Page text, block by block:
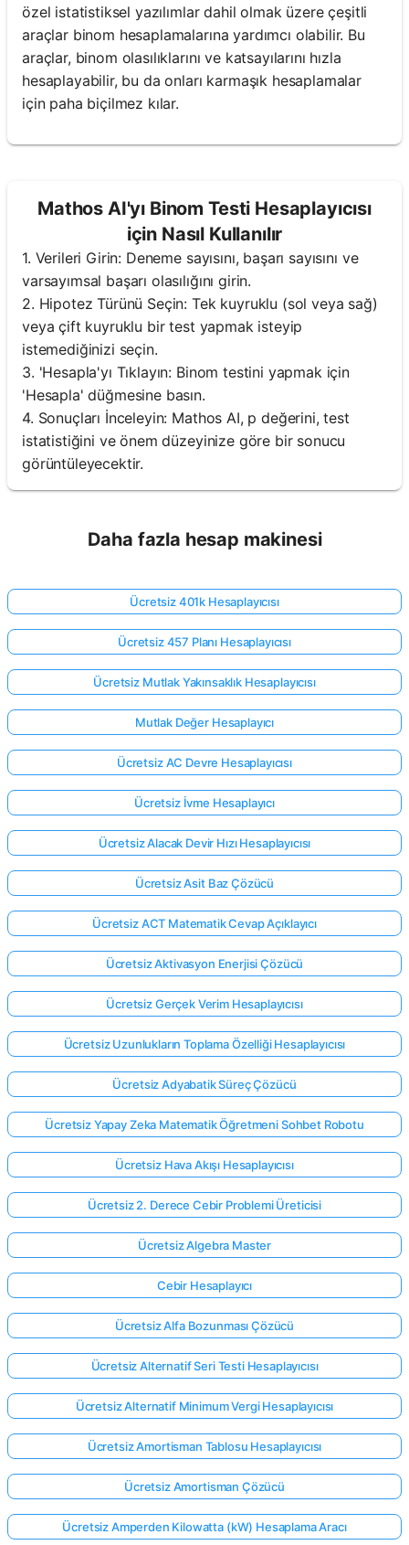
özel istatistiksel yazılımlar dahil olmak üzere çeşitli
araçlar binom hesaplamalarına yardımcı olabilir. Bu
araçlar, binom olasılıklarını ve katsayılarını hızla
hesaplayabilir, bu da onları karmaşık hesaplamalar
için paha biçilmez kılar.
Mathos AI'yı Binom Testi Hesaplayıcısı
için Nasıl Kullanılır
1. Verileri Girin: Deneme sayısını, başarı sayısını ve
varsayımsal başarı olasılığını girin.
2. Hipotez Türünü Seçin: Tek kuyruklu (sol veya sağ)
veya çift kuyruklu bir test yapmak isteyip
istemediğinizi seçin.
3. 'Hesapla'yı Tıklayın: Binom testini yapmak için
'Hesapla' düğmesine basın.
4. Sonuçları İnceleyin: Mathos AI, p değerini, test
istatistiğini ve önem düzeyinize göre bir sonucu
görüntüleyecektir.
Daha fazla hesap makinesi
Ücretsiz 401k Hesaplayıcısı
Ücretsiz 457 Planı Hesaplayıcısı
Ücretsiz Mutlak Yakınsaklık Hesaplayıcısı
Mutlak Değer Hesaplayıcı
Ücretsiz AC Devre Hesaplayıcısı
Ücretsiz İvme Hesaplayıcı
Ücretsiz Alacak Devir Hızı Hesaplayıcısı
Ücretsiz Asit Baz Çözücü
Ücretsiz ACT Matematik Cevap Açıklayıcı
Ücretsiz Aktivasyon Enerjisi Çözücü
Ücretsiz Gerçek Verim Hesaplayıcısı
Ücretsiz Uzunlukların Toplama Özelliği Hesaplayıcısı
Ücretsiz Adyabatik Süreç Çözücü
Ücretsiz Yapay Zeka Matematik Öğretmeni Sohbet Robotu
Ücretsiz Hava Akışı Hesaplayıcısı
Ücretsiz 2. Derece Cebir Problemi Üreticisi
Ücretsiz Algebra Master
Cebir Hesaplayıcı
Ücretsiz Alfa Bozunması Çözücü
Ücretsiz Alternatif Seri Testi Hesaplayıcısı
Ücretsiz Alternatif Minimum Vergi Hesaplayıcısı
Ücretsiz Amortisman Tablosu Hesaplayıcısı
Ücretsiz Amortisman Çözücü
Ücretsiz Amperden Kilowatta (kW) Hesaplama Aracı